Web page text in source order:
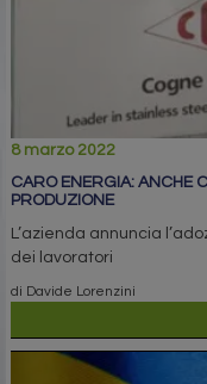
8 marzo 2022
CARO ENERGIA: ANCHE
PRODUZIONE
L’azienda annuncia
dei lavoratori
di Davide Lorenzini